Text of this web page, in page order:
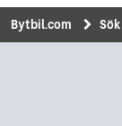
Bytbil.com